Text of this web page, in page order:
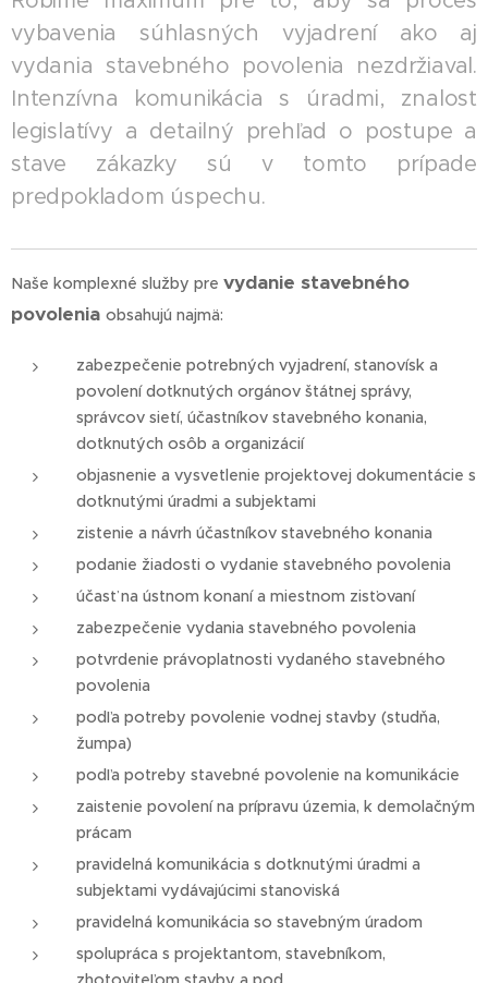
vybavenia súhlasných vyjadrení ako aj
vydania stavebného povolenia nezdržiaval.
Intenzívna komunikácia s úradmi, znalosť
legislatívy a detailný prehľad o postupe a
stave zákazky sú v tomto prípade
predpokladom úspechu.
Naše komplexné služby pre vydanie stavebného
povolenia obsahujú najmä:
zabezpečenie potrebných vyjadrení, stanovísk a
povolení dotknutých orgánov štátnej správy,
správcov sietí, účastníkov stavebného konania,
dotknutých osôb a organizácií
objasnenie a vysvetlenie projektovej dokumentácie s
dotknutými úradmi a subjektami
zistenie a návrh účastníkov stavebného konania
podanie žiadosti o vydanie stavebného povolenia
účasť na ústnom konaní a miestnom zisťovaní
zabezpečenie vydania stavebného povolenia
potvrdenie právoplatnosti vydaného stavebného
povolenia
podľa potreby povolenie vodnej stavby (studňa,
žumpa)
podľa potreby stavebné povolenie na komunikácie
zaistenie povolení na prípravu územia, k demolačným
prácam
pravidelná komunikácia s dotknutými úradmi a
subjektami vydávajúcimi stanoviská
pravidelná komunikácia so stavebným úradom
spolupráca s projektantom, stavebníkom,